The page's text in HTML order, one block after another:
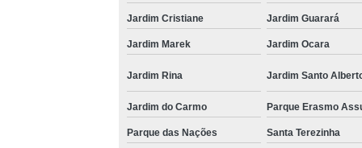
Jardim Cristiane Jardim Guarará
Jardim Marek Jardim Ocara
Jardim Rina Jardim Santo
Jardim do Carmo Parque Erasmo
Parque das Nações Santa Terezinha